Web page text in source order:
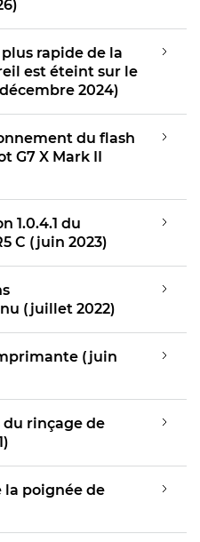
rapide de la
est éteint sur le
2024)
du flash
G7 X Mark II
1.0.4.1 du
C (juin 2023)
(juillet 2022)
(juin
rinçage de
la poignée de